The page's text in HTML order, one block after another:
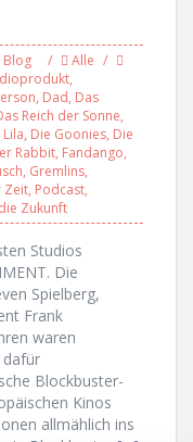
Blog
Alle
,
, Dad, Das
Reich der Sonne,
, Die Goonies, Die
Rabbit, Fandango,
, Gremlins,
Zeit, Podcast,
Zukunft
Studios
Die
Spielberg,
Frank
waren
dafür
Blockbuster-
Kinos
allmählich ins